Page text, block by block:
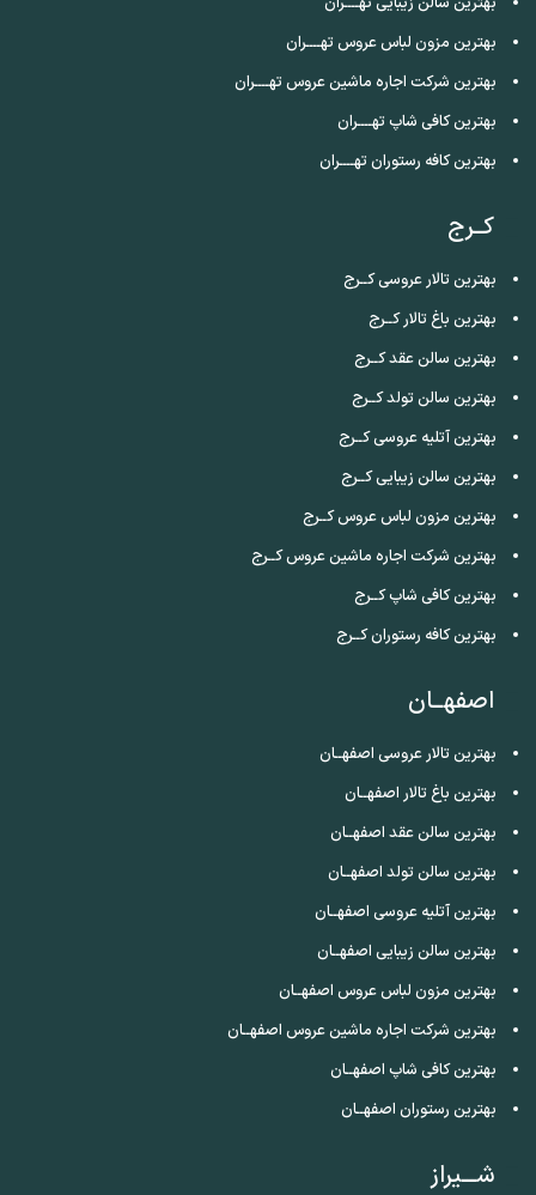
بهترین مزون لباس عروس تهــــران
بهترین شرکت اجاره ماشین عروس تهــــران
بهترین کافی شاپ تهــــران
بهترین کافه رستوران تهــــران
کــرج
بهترین تالار عروسی کــرج
بهترین باغ تالار کــرج
بهترین سالن عقد کــرج
بهترین سالن تولد کــرج
بهترین آتلیه عروسی کــرج
بهترین سالن زیبایی کــرج
بهترین مزون لباس عروس کــرج
بهترین شرکت اجاره ماشین عروس کــرج
بهترین کافی شاپ کــرج
بهترین کافه رستوران کــرج
اصفهــان
بهترین تالار عروسی اصفهــان
بهترین باغ تالار اصفهــان
بهترین سالن عقد اصفهــان
بهترین سالن تولد اصفهــان
بهترین آتلیه عروسی اصفهــان
بهترین سالن زیبایی اصفهــان
بهترین مزون لباس عروس اصفهــان
بهترین شرکت اجاره ماشین عروس اصفهــان
بهترین کافی شاپ اصفهــان
بهترین رستوران اصفهــان
شـــیراز